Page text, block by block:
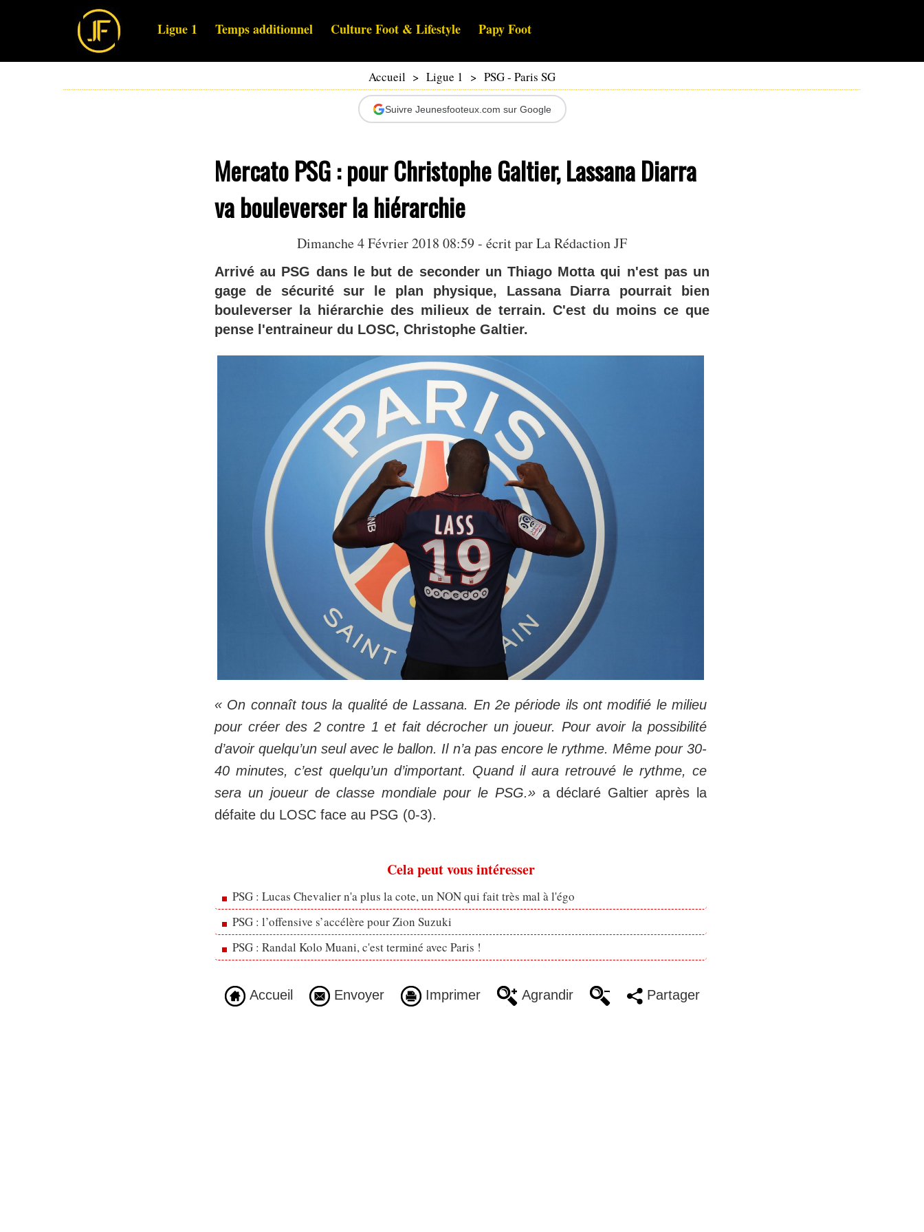
Ligue 1 Temps additionnel Culture Foot & Lifestyle Papy Foot
Accueil > Ligue 1 > PSG - Paris SG
Suivre Jeunesfooteux.com sur Google
Mercato PSG : pour Christophe Galtier, Lassana Diarra
va bouleverser la hiérarchie
Dimanche 4 Février 2018 08:59 - écrit par La Rédaction JF
Arrivé au PSG dans le but de seconder un Thiago Motta qui n'est pas un
gage de sécurité sur le plan physique, Lassana Diarra pourrait bien
bouleverser la hiérarchie des milieux de terrain. C'est du moins ce que
pense l'entraineur du LOSC, Christophe Galtier.
« On connaît tous la qualité de Lassana. En 2e période ils ont modifié le milieu
pour créer des 2 contre 1 et fait décrocher un joueur. Pour avoir la possibilité
d’avoir quelqu’un seul avec le ballon. Il n’a pas encore le rythme. Même pour 30-
40 minutes, c’est quelqu’un d’important. Quand il aura retrouvé le rythme, ce
sera un joueur de classe mondiale pour le PSG.»a déclaré Galtier après la
défaite du LOSC face au PSG (0-3).
Cela peut vous intéresser
PSG : Lucas Chevalier n'a plus la cote, un NON qui fait très mal à l'égo
PSG : l’offensive s’accélère pour Zion Suzuki
PSG : Randal Kolo Muani, c'est terminé avec Paris !
Accueil Envoyer Imprimer Agrandir Partager